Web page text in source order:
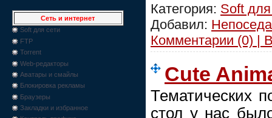
Сеть и интернет
Soft для сети
FTP
Torrent
Web-редакторы
Аватары и смайлы
Блокировка рекламы
Браузеры
Закладки и избранное
Категория: Soft
Добавил: Непоседа
Комментарии (0) |
Cute
Тематических
стол у нас